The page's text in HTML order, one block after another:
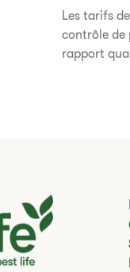
​​Les tarifs
contrôle de
rapport